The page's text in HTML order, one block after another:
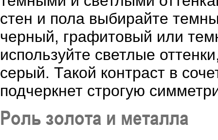
стен и пола выбирайте
черный, графитовый или
используйте светлые
серый. Такой контраст в
подчеркнет строгую
Роль золота и металла